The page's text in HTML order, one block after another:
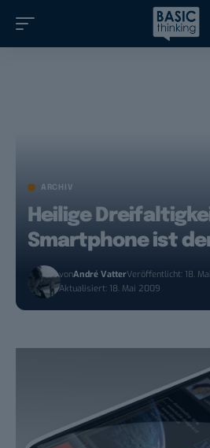
ARCHIV
Heilige
Smartphone ist
vonAndré VatterVeröffentlicht: 18.
Aktualisiert: 18. Mai 2009